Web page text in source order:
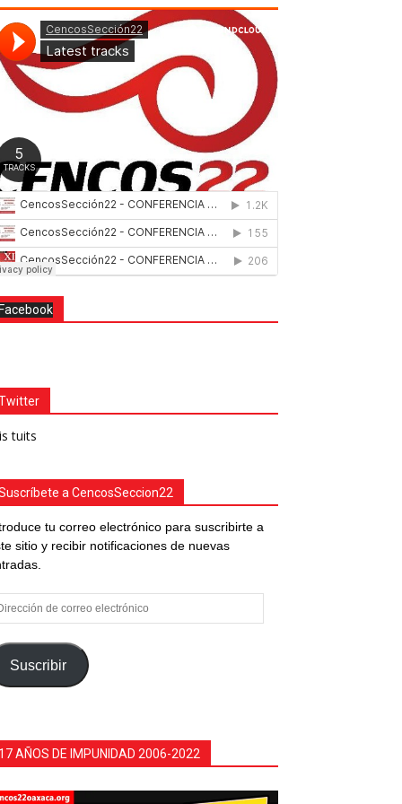
Facebook
tuits
a CencosSeccion22
tu correo electrónico para suscribirte a
sitio y recibir notificaciones de nuevas
Suscribir
17 AÑOS DE IMPUNIDAD 2006-2022